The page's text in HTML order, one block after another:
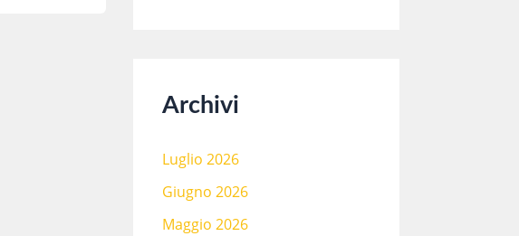
Archivi
Luglio 2026
Giugno 2026
Maggio 2026